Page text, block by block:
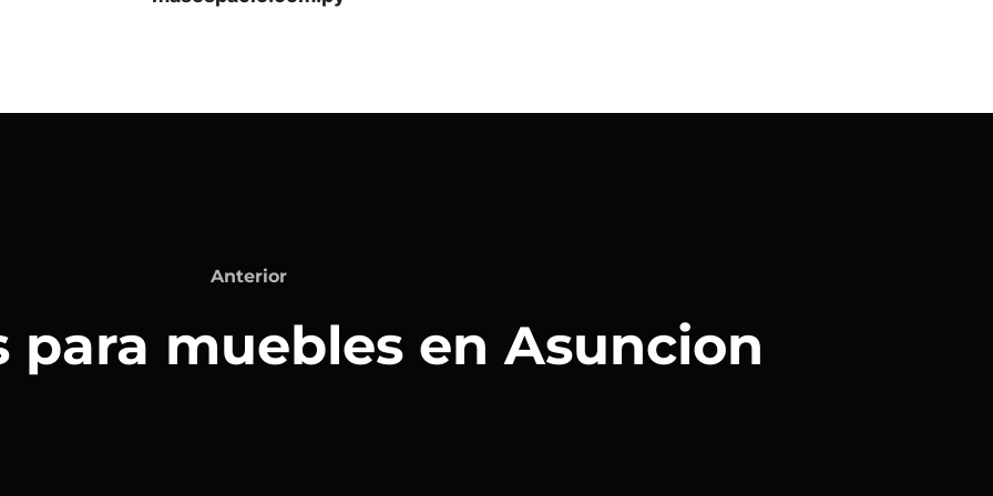
Anterior
Anterior
para muebles en Asuncion